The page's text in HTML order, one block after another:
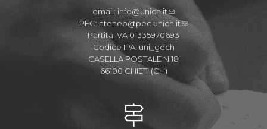
email: info@unich.it
PEC: ateneo@pec.unich.it
Partita IVA 01335970693
Codice IPA: uni_gdch
CASELLA POSTALE N.18
66100 CHIETI (CH)